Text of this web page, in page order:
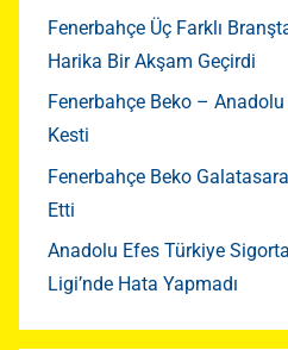
Fenerbahçe Üç Farklı
Harika Bir Akşam Geçirdi
Fenerbahçe Beko –
Kesti
Fenerbahçe Beko
Etti
Anadolu Efes Türkiye
Ligi’nde Hata Yapmadı